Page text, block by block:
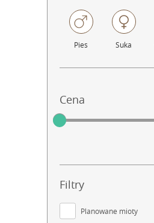
Pies Suka
Cena
Filtry
Planowane mioty